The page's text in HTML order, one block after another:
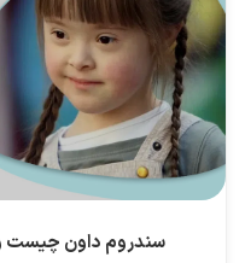
سندروم داون چیست